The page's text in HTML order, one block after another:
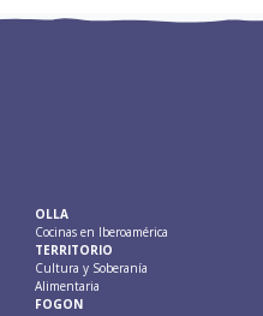
OLLA
Cocinas en Iberoamérica
TERRITORIO
Cultura y Soberanía
Alimentaria
FOGON